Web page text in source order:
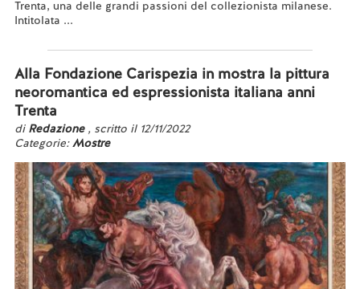
Trenta, una delle grandi passioni del collezionista milanese.
Intitolata ...
Alla Fondazione Carispezia in mostra la pittura
neoromantica ed espressionista italiana anni
Trenta
di Redazione , scritto il 12/11/2022
Categorie:Mostre